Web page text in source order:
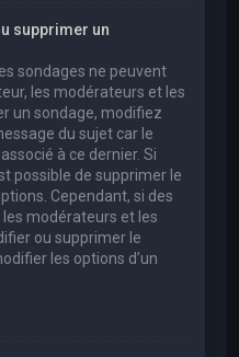
supprimer un
sondages ne peuvent
les modérateurs et les
un sondage, modifiez
du sujet car le
à ce dernier. Si
possible de supprimer le
Cependant, si des
modérateurs et les
ou supprimer le
les options d’un